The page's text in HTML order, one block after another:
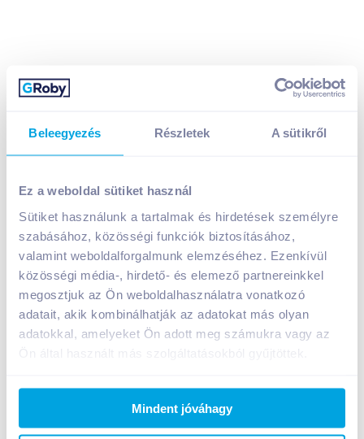
Beleegyezés Részletek A sütikről
Ez a weboldal sütiket használ
Sütiket használunk a tartalmak és hirdetések személyre
szabásához, közösségi funkciók biztosításához,
valamint weboldalforgalmunk elemzéséhez. Ezenkívül
közösségi média-, hirdető- és elemező partnereinkkel
megosztjuk az Ön weboldalhasználatra vonatkozó
adatait, akik kombinálhatják az adatokat más olyan
adatokkal, amelyeket Ön adott meg számukra vagy az
Ön által használt más szolgáltatásokból gyűjtöttek.
Mindent jóváhagy
Pickwick Csipkebogyó tea hibiszkusszal 20 filteres
859Ft /
Nettó eladási ár: 676 Ft / db(27% áfa)
KosárbaKosárba
1 karton = 12 db
+1 karton a kosárba
Bevásárlólistához adom Értesíts, ha olcsóbb!